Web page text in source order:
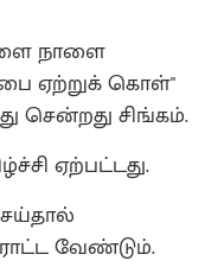
நாளை
ஏற்றுக் கொள்"
சென்றது சிங்கம்.
ஏற்பட்டது.
வேண்டும்.